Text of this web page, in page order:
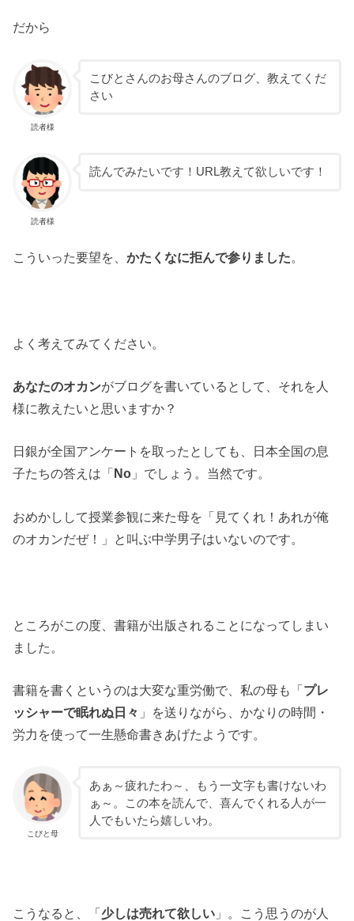
だから
読者様
こびとさんのお母さんのブログ、教えてくだ
さい
読者様
読んでみたいです！URL教えて欲しいです！
こういった要望を、かたくなに拒んで参りました。
よく考えてみてください。
あなたのオカンがブログを書いているとして、それを人
様に教えたいと思いますか？
日銀が全国アンケートを取ったとしても、日本全国の息
子たちの答えは「 No 」でしょう。当然です。
おめかしして授業参観に来た母を「見てくれ！あれが俺
のオカンだぜ！」と叫ぶ中学男子はいないのです。
ところがこの度、書籍が出版されることになってしまい
ました。
書籍を書くというのは大変な重労働で、私の母も「プレ
ッシャーで眠れぬ日々 」を送りながら、かなりの時間・
労力を使って一生懸命書きあげたようです。
こびと母
あぁ～疲れたわ～、もう一文字も書けないわ
ぁ～。この本を読んで、喜んでくれる人が一
人でもいたら嬉しいわ。
こうなると、「少しは売れて欲しい 」。こう思うのが人